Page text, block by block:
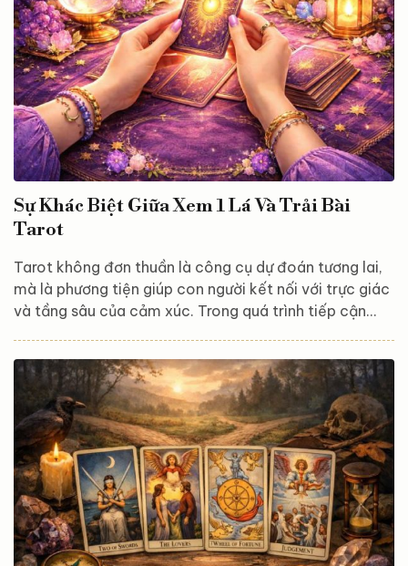
Sự Khác Biệt Giữa Xem 1 Lá Và Trải Bài
Tarot
Tarot không đơn thuần là công cụ dự đoán tương lai,
mà là phương tiện giúp con người kết nối với trực giác
và tầng sâu của cảm xúc. Trong quá trình tiếp cận
hay trải bài Tarot thì đúng hơn? Thực tế, Tarot không
có đúng – sai tuyệt đối. Mỗi hình thức tồn tại để phục
vụ những nhu cầu khác nhau của linh hồn ở từng thời
điểm. Xem 1 lá Tarot – Khi bạn cần một thông điệp
vừa đủ Xem 1 lá Tarot là...